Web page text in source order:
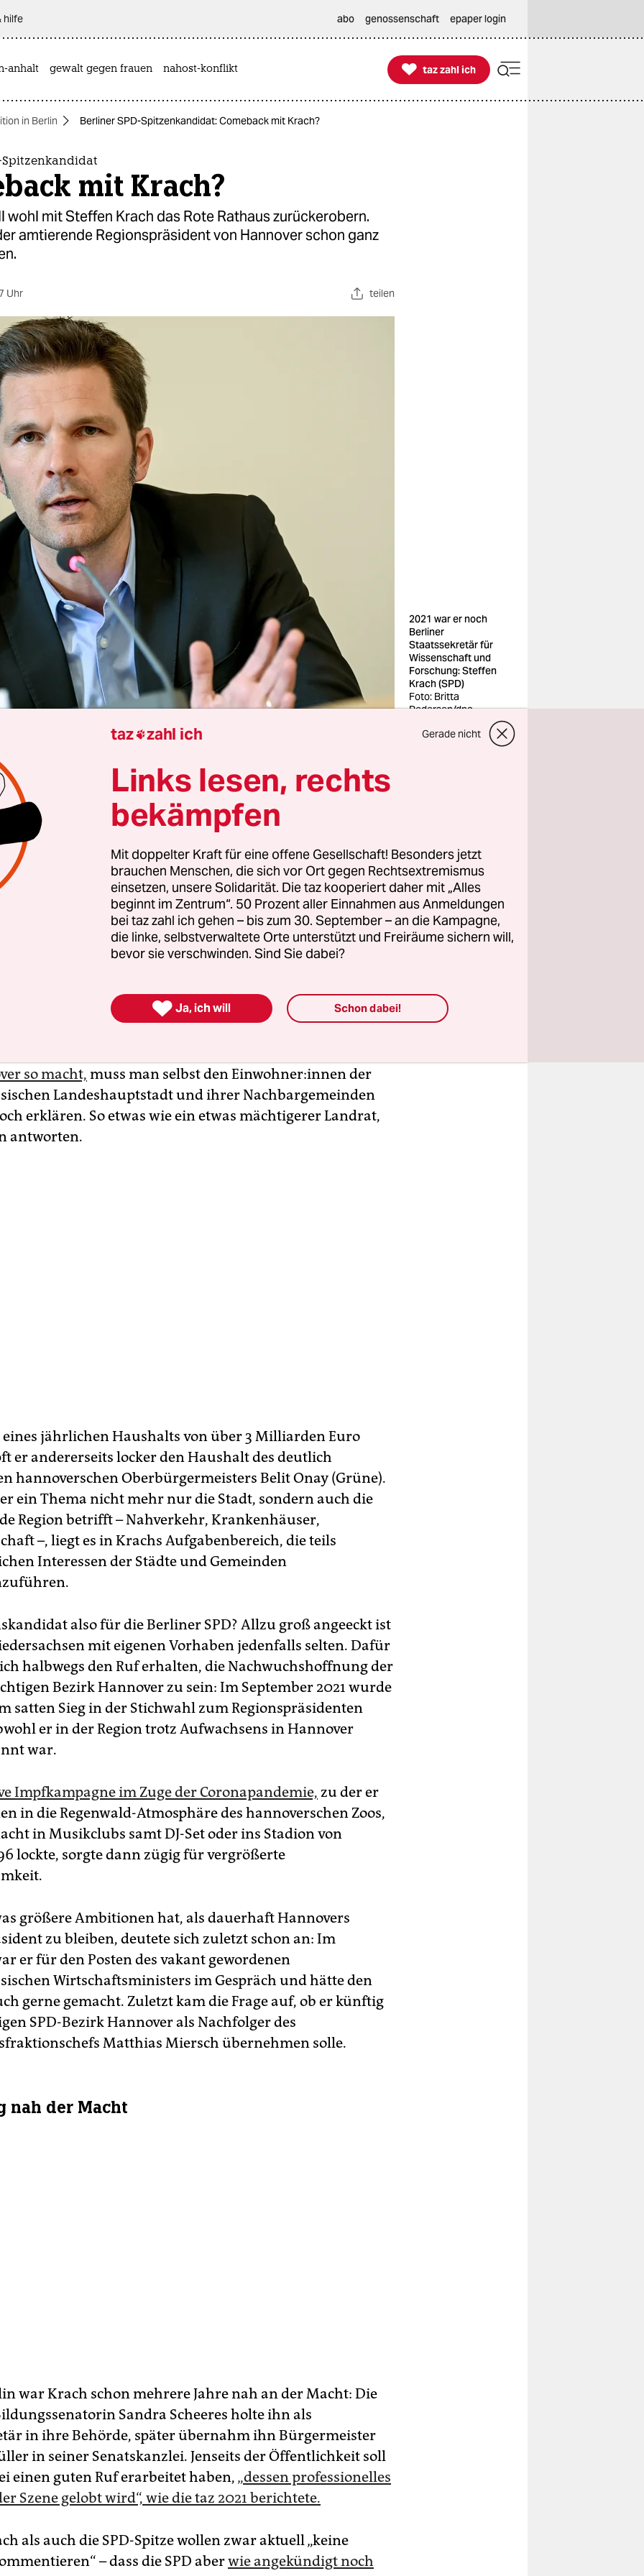
hilfe abo genossenschaft epaper login
anhalt gewalt gegen frauen nahost-konflikt 
taz zahl ich
taz zahl ich
in Berlin Berliner SPD-Spitzenkandidat: Comeback mit Krach?
Spitzenkandidat
mit Krach?
wohl mit Steffen Krach das Rote Rathaus zurückerobern.
amtierende Regionspräsident von Hannover schon ganz
Uhr teilen
2021 war er noch
Berliner
Staatssekretär für
Wissenschaft und
Forschung: Steffen
Krach (SPD)
Foto: Britta
Pedersen/dpa
André Zuschlag
liegt die Berliner SPD in den Wahlumfragen
auf dem vierten Platz. Wie da noch in rund 13 Monaten
werden kann? Offenbar mit Hilfe von
Der Hannoveraner Steffen Krach soll Spitzenkandidat
zur Abgeordnetenwahl werden, berichtete zuerst der
. Schon „seit Monaten“ soll der 46-jährige Krach, der von
in Berlin Staatssekretär für Wissenschaft und später noch
mit der SPD-Landesspitze sein.
so macht, muss man selbst den Ein­woh­ne­r:in­nen der
Landeshauptstadt und ihrer Nachbargemeinden
erklären. So etwas wie ein etwas mächtigerer Landrat,
antworten.
eines jährlichen Haushalts von über 3 Milliarden Euro
er andererseits locker den Haushalt des deutlich
hannoverschen Oberbürgermeisters Belit Onay (Grüne).
ein Thema nicht mehr nur die Stadt, sondern auch die
Region betrifft – Nahverkehr, Krankenhäuser,
–, liegt es in Krachs Aufgabenbereich, die teils
Interessen der Städte und Gemeinden
also für die Berliner SPD? Allzu groß angeeckt ist
mit eigenen Vorhaben jedenfalls selten. Dafür
halbwegs den Ruf erhalten, die Nachwuchshoffnung der
Bezirk Hannover zu sein: Im September 2021 wurde
satten Sieg in der Stichwahl zum Regionspräsidenten
er in der Region trotz Aufwachsens in Hannover
war.
Impfkampagne im Zuge der Coronapandemie, zu der er
in die Regenwald-Atmosphäre des hannoverschen Zoos,
in Musikclubs samt DJ-Set oder ins Stadion von
lockte, sorgte dann zügig für vergrößerte
größere Ambitionen hat, als dauerhaft Hannovers
zu bleiben, deutete sich zuletzt schon an: Im
er für den Posten des vakant gewordenen
Wirtschaftsministers im Gespräch und hätte den
gerne gemacht. Zuletzt kam die Frage auf, ob er künftig
SPD-Bezirk Hannover als Nachfolger des
Matthias Miersch übernehmen solle.
nah der Macht
war Krach schon mehrere Jahre nah an der Macht: Die
Sandra Scheeres holte ihn als
in ihre Behörde, später übernahm ihn Bürgermeister
in seiner Senatskanzlei. Jenseits der Öffentlichkeit soll
einen guten Ruf erarbeitet haben, „dessen professionelles
Szene gelobt wird“, wie die taz 2021 berichtete.
als auch die SPD-Spitze wollen zwar aktuell „keine
– dass die SPD aberwie angekündigt noch
taz zahl ich Gerade nicht
Links lesen, rechts
bekämpfen
Mit doppelter Kraft für eine offene Gesellschaft! Besonders jetzt
brauchen Menschen, die sich vor Ort gegen Rechtsextremismus
einsetzen, unsere Solidarität. Die taz kooperiert daher mit „Alles
beginnt im Zentrum“. 50 Prozent aller Einnahmen aus Anmeldungen
bei taz zahl ich gehen – bis zum 30. September – an die Kampagne,
die linke, selbstverwaltete Orte unterstützt und Freiräume sichern will,
bevor sie verschwinden. Sind Sie dabei?
 Ja, ich will Schon dabei!